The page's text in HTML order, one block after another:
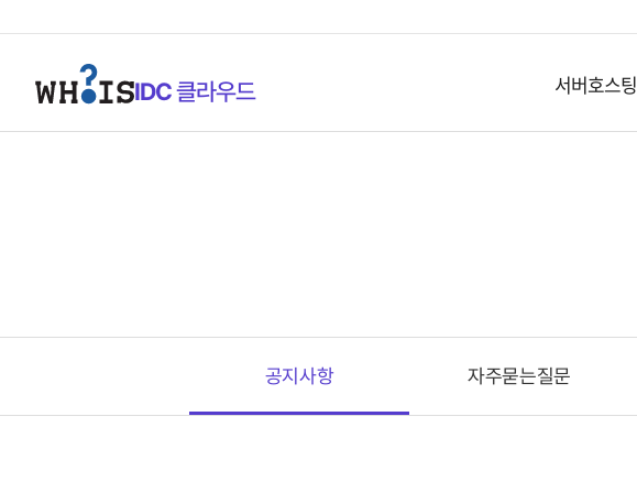
IDC클라우드 서버호스팅
공지사항 자주묻는질문